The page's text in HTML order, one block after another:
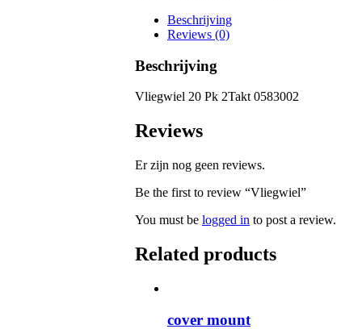
Beschrijving
Reviews (0)
Beschrijving
Vliegwiel 20 Pk 2Takt 0583002
Reviews
Er zijn nog geen reviews.
Be the first to review “Vliegwiel”
You must be logged in to post a review.
Related products
cover mount